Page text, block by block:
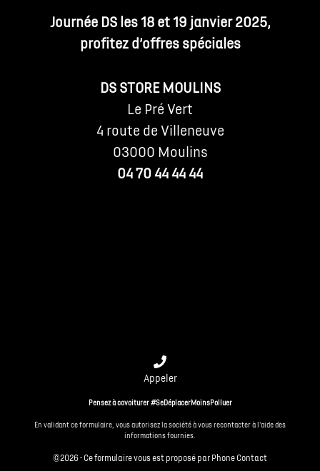
Journée DS les 18 et 19 janvier 2025,
profitez d’offres spéciales
DS STORE MOULINS
Le Pré Vert
4 route de Villeneuve
03000 Moulins
04 70 44 44 44
Appeler
Pensez à covoiturer #SeDéplacerMoinsPolluer
En validant ce formulaire, vous autorisez la société à vous recontacter à l'aide des
informations fournies.
©2026 - Ce formulaire vous est proposé par Phone Contact